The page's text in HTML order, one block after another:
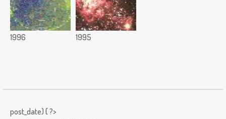
1996 1995
post_date) { ?>